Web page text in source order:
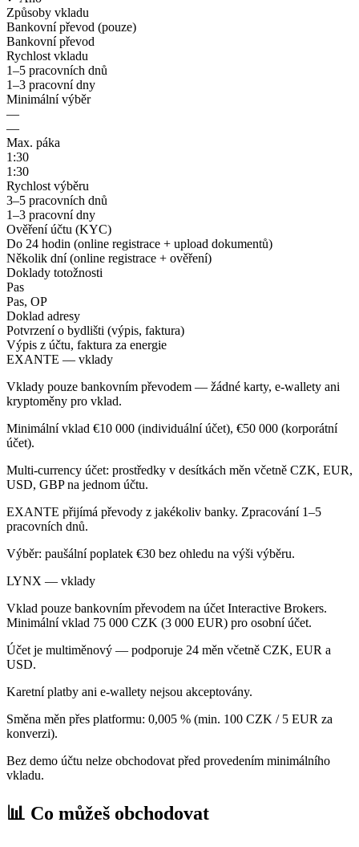
Způsoby vkladu
Bankovní převod (pouze)
Bankovní převod
Rychlost vkladu
1–5 pracovních dnů
1–3 pracovní dny
Minimální výběr
—
—
Max. páka
1:30
1:30
Rychlost výběru
3–5 pracovních dnů
1–3 pracovní dny
Ověření účtu (KYC)
Do 24 hodin (online registrace + upload dokumentů)
Několik dní (online registrace + ověření)
Doklady totožnosti
Pas
Pas, OP
Doklad adresy
Potvrzení o bydlišti (výpis, faktura)
Výpis z účtu, faktura za energie
EXANTE — vklady
Vklady pouze bankovním převodem — žádné karty, e-wallety ani
kryptoměny pro vklad.
Minimální vklad €10 000 (individuální účet), €50 000 (korporátní
účet).
Multi-currency účet: prostředky v desítkách měn včetně CZK, EUR,
USD, GBP na jednom účtu.
EXANTE přijímá převody z jakékoliv banky. Zpracování 1–5
pracovních dnů.
Výběr: paušální poplatek €30 bez ohledu na výši výběru.
LYNX — vklady
Vklad pouze bankovním převodem na účet Interactive Brokers.
Minimální vklad 75 000 CZK (3 000 EUR) pro osobní účet.
Účet je multiměnový — podporuje 24 měn včetně CZK, EUR a
USD.
Karetní platby ani e-wallety nejsou akceptovány.
Směna měn přes platformu: 0,005 % (min. 100 CZK / 5 EUR za
konverzi).
Bez demo účtu nelze obchodovat před provedením minimálního
vkladu.
📊 Co můžeš obchodovat